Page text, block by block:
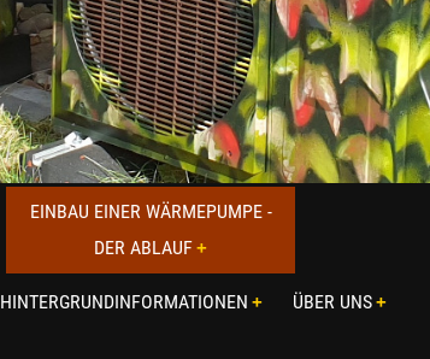
EINBAU EINER WÄRMEPUMPE -
DER ABLAUF
HINTERGRUNDINFORMATIONEN ÜBER UNS